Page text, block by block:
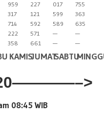
959 227 017
755
317 121 599
363
714 592 589
635
222 571 —
—
358 661 — —
KAMISJUMATSABTU
08:45 WIB